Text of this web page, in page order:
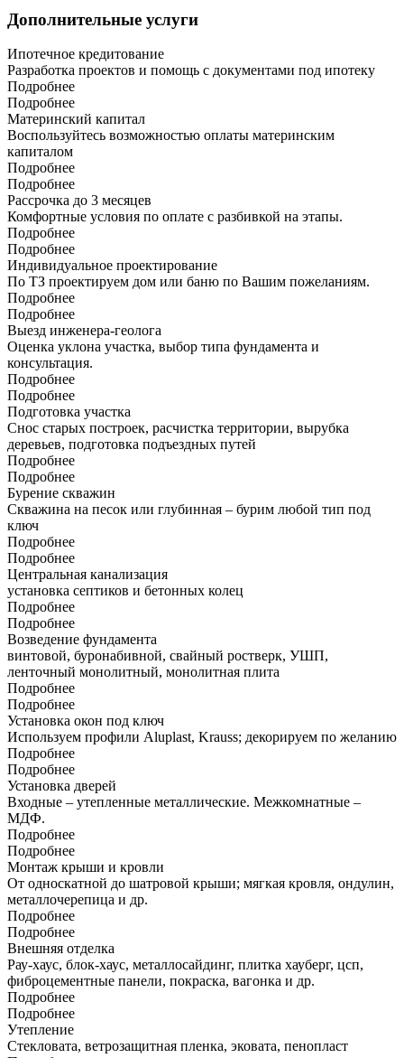
Дополнительные услуги
Ипотечное кредитование
Разработка проектов и помощь с документами под ипотеку
Подробнее
Подробнее
Материнский капитал
Воспользуйтесь возможностью оплаты материнским
капиталом
Подробнее
Подробнее
Рассрочка до 3 месяцев
Комфортные условия по оплате с разбивкой на этапы.
Подробнее
Подробнее
Индивидуальное проектирование
По ТЗ проектируем дом или баню по Вашим пожеланиям.
Подробнее
Подробнее
Выезд инженера-геолога
Оценка уклона участка, выбор типа фундамента и
консультация.
Подробнее
Подробнее
Подготовка участка
Снос старых построек, расчистка территории, вырубка
деревьев, подготовка подъездных путей
Подробнее
Подробнее
Бурение скважин
Скважина на песок или глубинная – бурим любой тип под
ключ
Подробнее
Подробнее
Центральная канализация
установка септиков и бетонных колец
Подробнее
Подробнее
Возведение фундамента
винтовой, буронабивной, свайный ростверк, УШП,
ленточный монолитный, монолитная плита
Подробнее
Подробнее
Установка окон под ключ
Используем профили Aluplast, Krauss; декорируем по желанию
Подробнее
Подробнее
Установка дверей
Входные – утепленные металлические. Межкомнатные –
МДФ.
Подробнее
Подробнее
Монтаж крыши и кровли
От односкатной до шатровой крыши; мягкая кровля, ондулин,
металлочерепица и др.
Подробнее
Подробнее
Внешняя отделка
Рау-хаус, блок-хаус, металлосайдинг, плитка хауберг, цсп,
фиброцементные панели, покраска, вагонка и др.
Подробнее
Подробнее
Утепление
Стекловата, ветрозащитная пленка, эковата, пенопласт